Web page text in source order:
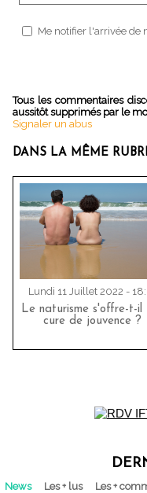
Me notifier l'arrivée de
Tous les commentaires
aussitôt supprimés par le
Signaler un abus
DANS LA MÊME
Lundi 11 Juillet 2022 -
Le naturisme s'offre-t-il
cure de jouvence ?
News Les + lus Les +